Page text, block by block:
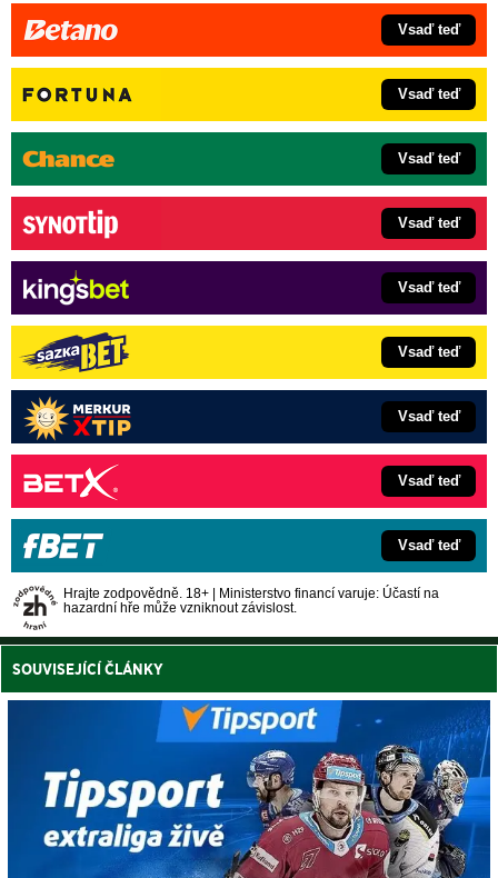
Vsaď teď
Vsaď teď
Vsaď teď
Vsaď teď
Vsaď teď
Vsaď teď
Vsaď teď
Vsaď teď
Vsaď teď
Hrajte zodpovědně. 18+ | Ministerstvo financí varuje: Účastí na
hazardní hře může vzniknout závislost.
SOUVISEJÍCÍ ČLÁNKY